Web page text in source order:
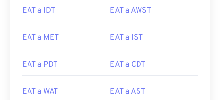
EAT a IDT EAT a AWST
EAT a MET EAT a IST
EAT a PDT EAT a CDT
EAT a WAT EAT a AST